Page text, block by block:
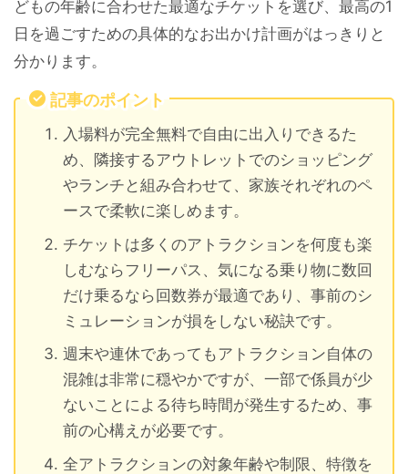
どもの年齢に合わせた最適なチケットを選び、最高の1
日を過ごすための具体的なお出かけ計画がはっきりと
分かります。
記事のポイント
入場料が完全無料で自由に出入りできるた
め、隣接するアウトレットでのショッピング
やランチと組み合わせて、家族それぞれのペ
ースで柔軟に楽しめます。
チケットは多くのアトラクションを何度も楽
しむならフリーパス、気になる乗り物に数回
だけ乗るなら回数券が最適であり、事前のシ
ミュレーションが損をしない秘訣です。
週末や連休であってもアトラクション自体の
混雑は非常に穏やかですが、一部で係員が少
ないことによる待ち時間が発生するため、事
前の心構えが必要です。
全アトラクションの対象年齢や制限、特徴を